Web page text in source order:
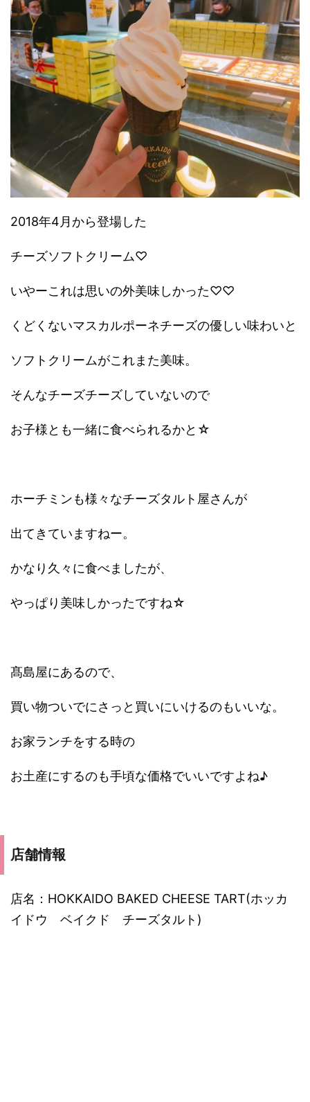
2018年4月から登場した
チーズソフトクリーム♡
いやーこれは思いの外美味しかった♡♡
くどくないマスカルポーネチーズの優しい味わいと
ソフトクリームがこれまた美味。
そんなチーズチーズしていないので
お子様とも一緒に食べられるかと☆
ホーチミンも様々なチーズタルト屋さんが
出てきていますねー。
かなり久々に食べましたが、
やっぱり美味しかったですね☆
髙島屋にあるので、
買い物ついでにさっと買いにいけるのもいいな。
お家ランチをする時の
お土産にするのも手頃な価格でいいですよね♪
店舗情報
店名：HOKKAIDO BAKED CHEESE TART(ホッカ
イドウ ベイクド チーズタルト)